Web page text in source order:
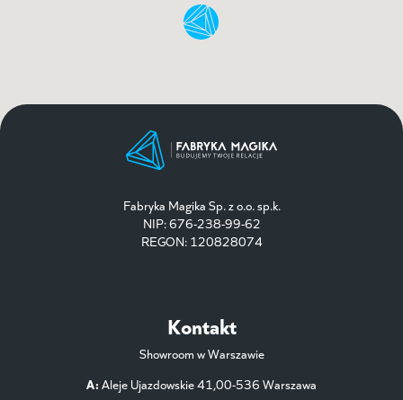
Fabryka Magika Sp. z o.o. sp.k.
NIP: 676-238-99-62
REGON: 120828074
Kontakt
Showroom w Warszawie
A: Aleje Ujazdowskie 41,00-536 Warszawa